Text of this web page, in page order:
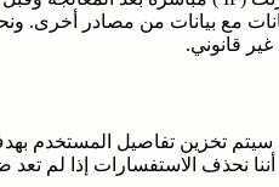
مع بيانات من مصادر
قانوني.
سيتم تخزين تفاصيل المستخدم
نحذف الاستفسارات إذا لم